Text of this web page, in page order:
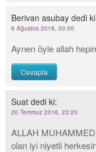
Berivan asubay dedi
6 Ağustos 2016, 00:00
Aynen öyle allah
Cevapla
Suat dedi ki:
20 Temmuz 2016, 23:20
ALLAH
olan iyi niyetli